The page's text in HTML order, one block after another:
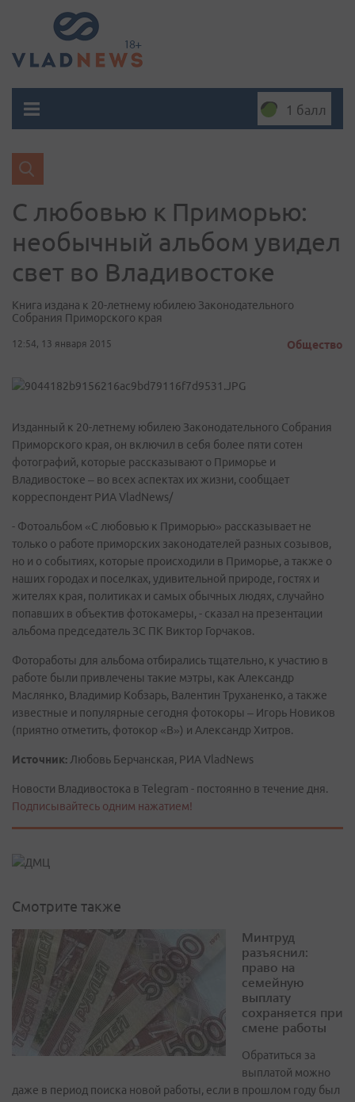
1 балл
С любовью к Приморью:
необычный альбом увидел
свет во Владивостоке
Книга издана к 20-летнему юбилею Законодательного
Собрания Приморского края
12:54, 13 января 2015 Общество
Изданный к 20-летнему юбилею Законодательного Собрания
Приморского края, он включил в себя более пяти сотен
фотографий, которые рассказывают о Приморье и
Владивостоке – во всех аспектах их жизни, сообщает
корреспондент РИА VladNews/
- Фотоальбом «С любовью к Приморью» рассказывает не
только о работе приморских законодателей разных созывов,
но и о событиях, которые происходили в Приморье, а также о
наших городах и поселках, удивительной природе, гостях и
жителях края, политиках и самых обычных людях, случайно
попавших в объектив фотокамеры, - сказал на презентации
альбома председатель ЗС ПК Виктор Горчаков.
Фотоработы для альбома отбирались тщательно, к участию в
работе были привлечены такие мэтры, как Александр
Маслянко, Владимир Кобзарь, Валентин Труханенко, а также
известные и популярные сегодня фотокоры – Игорь Новиков
(приятно отметить, фотокор «В») и Александр Хитров.
Источник: Любовь Берчанская, РИА VladNews
Новости Владивостока в Telegram - постоянно в течение дня.
Подписывайтесь одним нажатием!
Смотрите также
Минтруд
разъяснил:
право на
семейную
выплату
сохраняется при
смене работы
Обратиться за
выплатой можно
даже в период поиска новой работы, если в прошлом году был